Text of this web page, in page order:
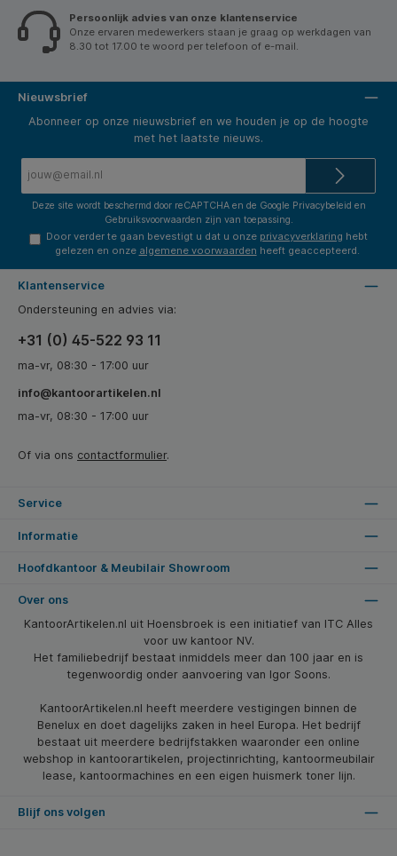
Persoonlijk advies van onze klantenservice
Onze ervaren medewerkers staan je graag op werkdagen van
8.30 tot 17.00 te woord per telefoon of e-mail.
Nieuwsbrief
Abonneer op onze nieuwsbrief en we houden je op de hoogte
met het laatste nieuws.
Deze site wordt beschermd door reCAPTCHA en de Google Privacybeleid en
Gebruiksvoorwaarden zijn van toepassing.
Door verder te gaan bevestigt u dat u onze privacyverklaring hebt
gelezen en onze algemene voorwaarden heeft geaccepteerd.
Klantenservice
Ondersteuning en advies via:
+31 (0) 45-522 93 11
ma-vr, 08:30 - 17:00 uur
info@kantoorartikelen.nl
ma-vr, 08:30 - 17:00 uur
Of via ons contactformulier.
Service
Informatie
Hoofdkantoor & Meubilair Showroom
Over ons
KantoorArtikelen.nl uit Hoensbroek is een initiatief van ITC Alles
voor uw kantoor NV.
Het familiebedrijf bestaat inmiddels meer dan 100 jaar en is
tegenwoordig onder aanvoering van Igor Soons.
KantoorArtikelen.nl heeft meerdere vestigingen binnen de
Benelux en doet dagelijks zaken in heel Europa. Het bedrijf
bestaat uit meerdere bedrijfstakken waaronder een online
webshop in kantoorartikelen, projectinrichting, kantoormeubilair
lease, kantoormachines en een eigen huismerk toner lijn.
Blijf ons volgen